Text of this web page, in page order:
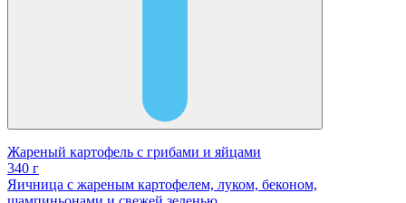
Жареный картофель с грибами и яйцами
340 г
Яичница с жареным картофелем, луком, беконом,